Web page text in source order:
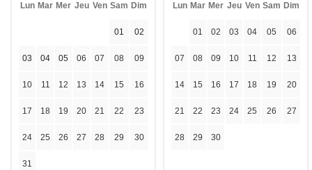
Lun Mar Mer Jeu Ven Sam Dim
01 02
03 04 05 06 07 08 09
10 11 12 13 14 15 16
17 18 19 20 21 22 23
24 25 26 27 28 29 30
31
Lun Mar Mer Jeu Ven Sam Dim
01 02 03 04 05 06
07 08 09 10 11 12 13
14 15 16 17 18 19 20
21 22 23 24 25 26 27
28 29 30